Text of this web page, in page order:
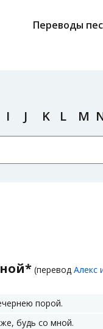
Переводы
I J K L M
(перевод Алекс
порой.
будь со мной.